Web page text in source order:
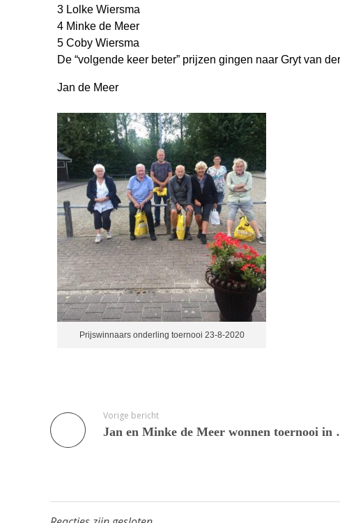
r
n
2
3
a
u
g
u
s
2
3 Lolke Wiersma
4 Minke de Meer
5 Coby Wiersma
De “volgende keer beter” prijzen gingen naar Gryt van
Jan de Meer
Prijswinnaars onderling toernooi 23-8-2020
Vorige bericht
Jan en